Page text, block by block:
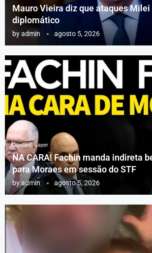
Mauro Vieira diz que ataques
diplomático
byadmin agosto 5, 2026
Gustavo Gayer
NA CARA! Fachin manda indireta
para Moraes em sessão do STF
byadmin agosto 5, 2026